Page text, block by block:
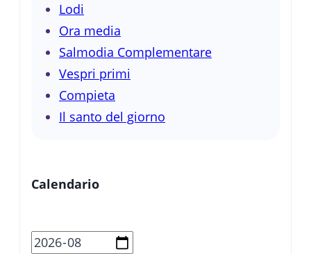
Lodi
Ora media
Salmodia Complementare
Vespri primi
Compieta
Il santo del giorno
Calendario